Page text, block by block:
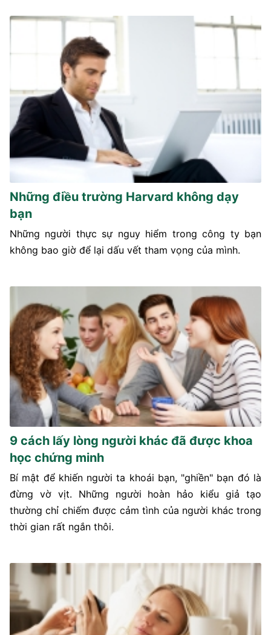
Những điều trường Harvard không dạy
bạn
Những người thực sự nguy hiểm trong công ty bạn
không bao giờ để lại dấu vết tham vọng của mình.
9 cách lấy lòng người khác đã được khoa
học chứng minh
Bí mật để khiến người ta khoái bạn, "ghiền" bạn đó là
đừng vờ vịt. Những người hoàn hảo kiểu giả tạo
thường chỉ chiếm được cảm tình của người khác trong
thời gian rất ngắn thôi.